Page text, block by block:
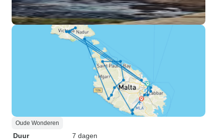
Oude Wonderen
Duur
7 dagen